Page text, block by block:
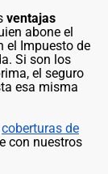
ventajas
abone el
el Impuesto de
Si son los
el seguro
esa misma
coberturas de
con nuestros